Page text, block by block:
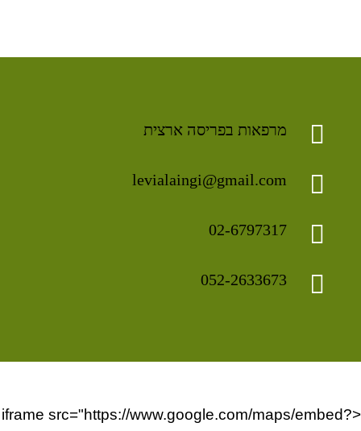
 מרפאות בפריסה ארצית

levialaingi@gmail.com

02-6797317

052-2633673
<iframe src="https://www.google.com/maps/embed?